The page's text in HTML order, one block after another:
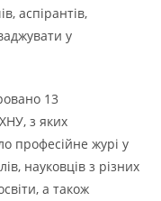
аспірантів,
у
13
з яких
професійне журі у
науковців з різних
а також